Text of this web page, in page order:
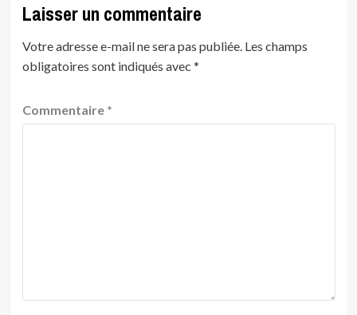
Laisser un commentaire
Votre adresse e-mail ne sera pas publiée. Les champs
obligatoires sont indiqués avec *
Commentaire *